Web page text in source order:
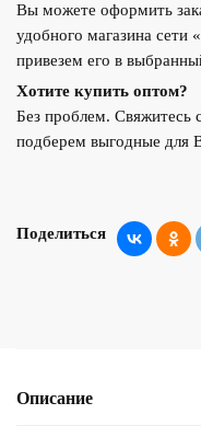
Вы можете оформить
удобного магазина сети
привезем его в
Хотите купить оптом?
Без проблем.
подберем выгодные для
Поделиться
Описание